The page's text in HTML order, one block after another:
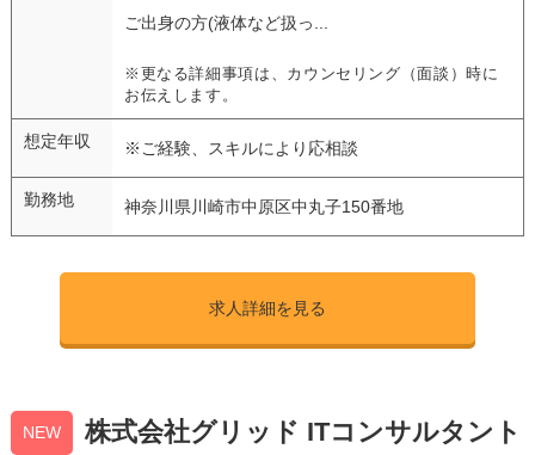
ご出身の方(液体など扱っ...
※更なる詳細事項は、カウンセリング（面談）時に
お伝えします。
想定年収 ※ご経験、スキルにより応相談
勤務地 神奈川県川崎市中原区中丸子150番地
求人詳細を見る
NEW 株式会社グリッド ITコンサルタント